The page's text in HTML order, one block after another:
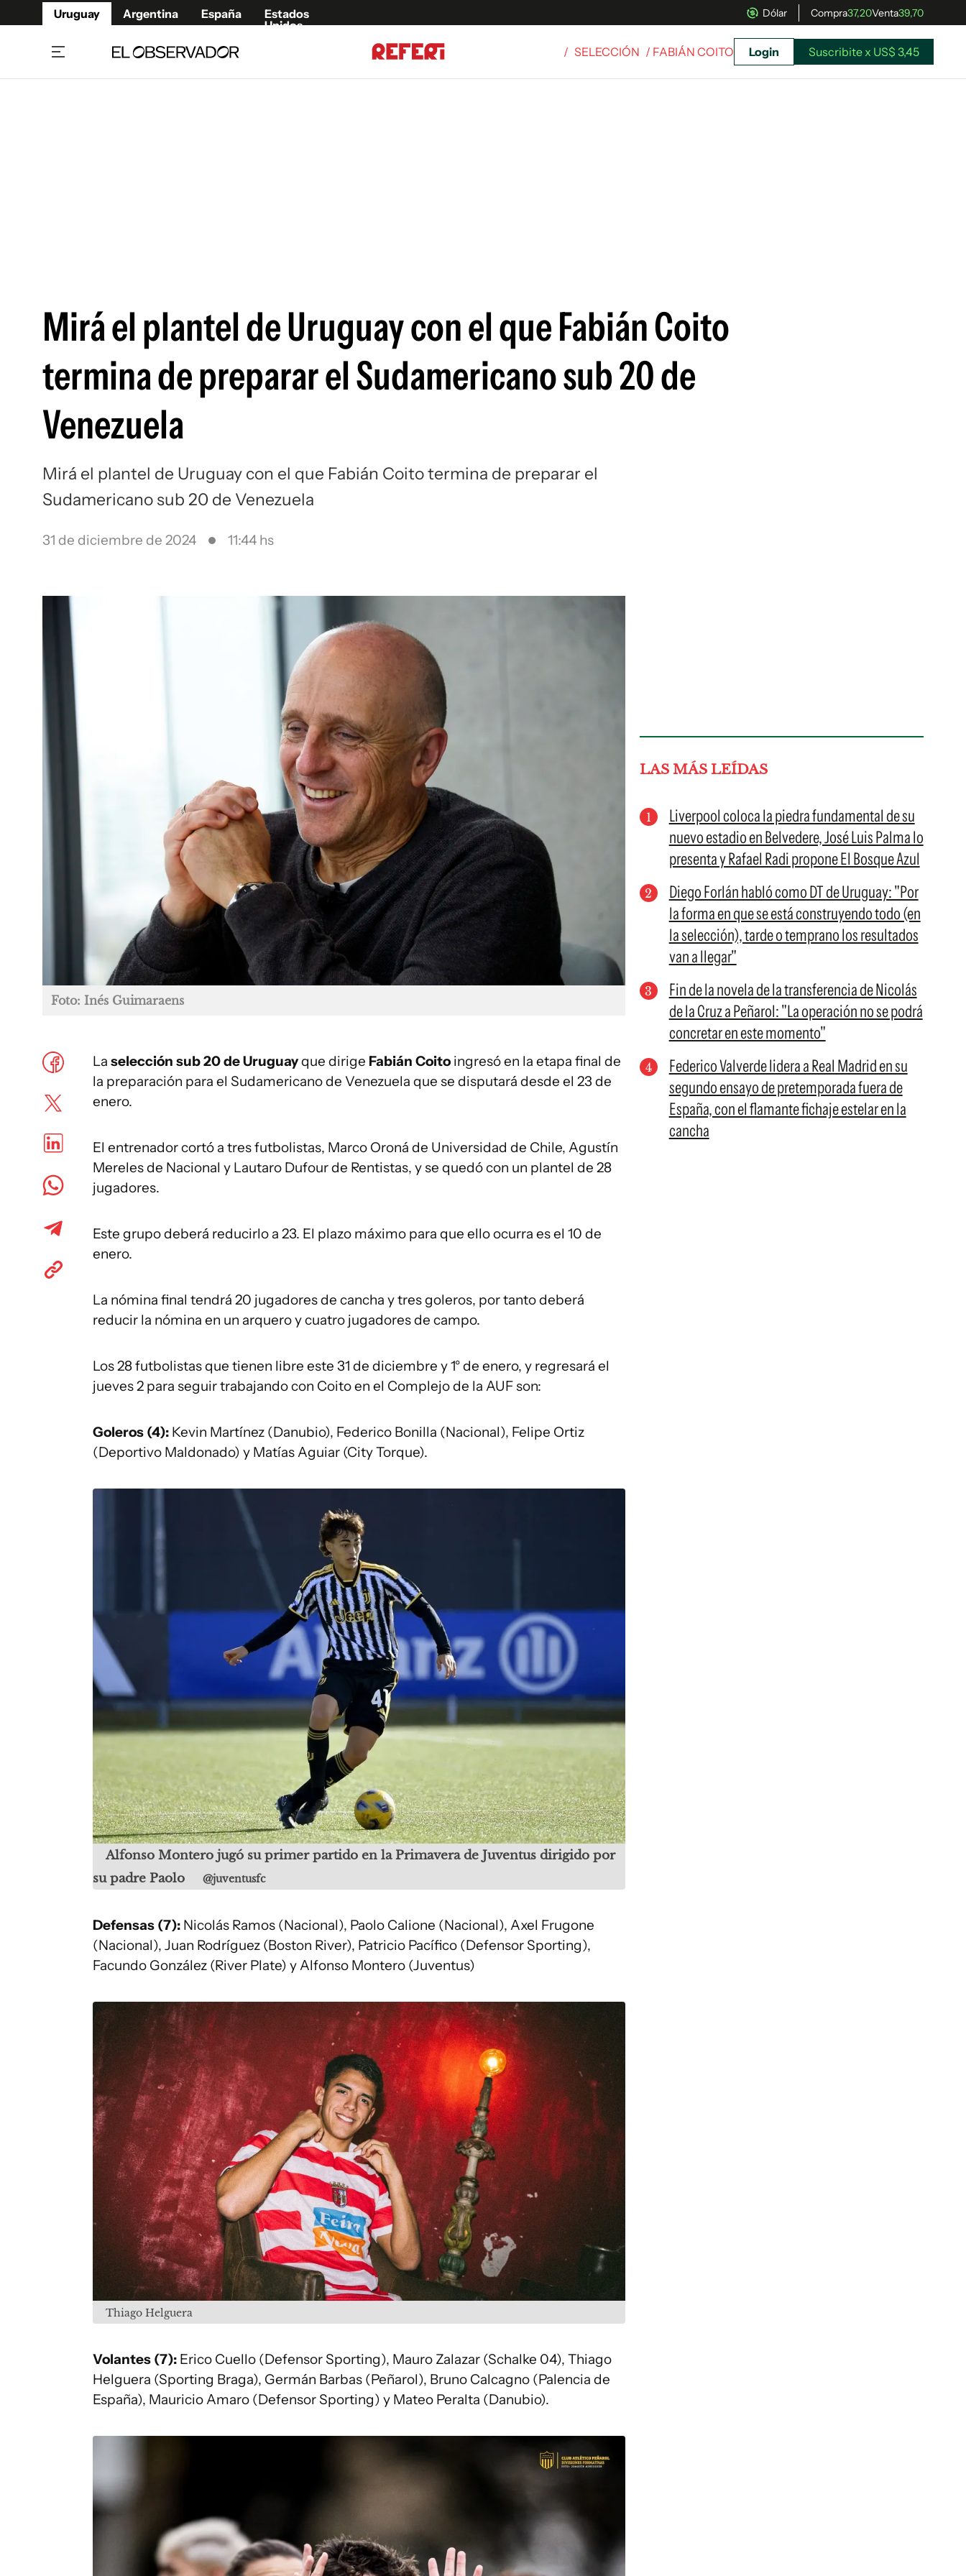
Uruguay Argentina España
Estados
Unidos
Dólar Compra37,20Venta39,70
Siguenos en:
/ SELECCIÓN / FABIÁN COITO Login Suscribite x US$ 3,45
Mirá el plantel de Uruguay con el que Fabián Coito
termina de preparar el Sudamericano sub 20 de
Venezuela
Mirá el plantel de Uruguay con el que Fabián Coito termina de preparar el
Sudamericano sub 20 de Venezuela
31 de diciembre de 2024 11:44 hs
Foto: Inés Guimaraens
La selección sub 20 de Uruguayque dirige Fabián Coito ingresó en la etapa final de
la preparación para el Sudamericano de Venezuela que se disputará desde el 23 de
enero.
El entrenador cortó a tres futbolistas, Marco Oroná de Universidad de Chile, Agustín
Mereles de Nacional y Lautaro Dufour de Rentistas, y se quedó con un plantel de 28
jugadores.
Este grupo deberá reducirlo a 23. El plazo máximo para que ello ocurra es el 10 de
enero.
La nómina final tendrá 20 jugadores de cancha y tres goleros, por tanto deberá
reducir la nómina en un arquero y cuatro jugadores de campo.
Los 28 futbolistas que tienen libre este 31 de diciembre y 1° de enero, y regresará el
jueves 2 para seguir trabajando con Coito en el Complejo de la AUF son:
Goleros (4): Kevin Martínez (Danubio), Federico Bonilla (Nacional), Felipe Ortiz
(Deportivo Maldonado) y Matías Aguiar (City Torque).
Alfonso Montero jugó su primer partido en la Primavera de Juventus dirigido por
su padre Paolo
@juventusfc
Defensas (7): Nicolás Ramos (Nacional), Paolo Calione (Nacional), Axel Frugone
(Nacional), Juan Rodríguez (Boston River), Patricio Pacífico (Defensor Sporting),
Facundo González (River Plate) y Alfonso Montero (Juventus)
Thiago Helguera
Volantes (7): Erico Cuello (Defensor Sporting), Mauro Zalazar (Schalke 04), Thiago
Helguera (Sporting Braga), Germán Barbas (Peñarol), Bruno Calcagno (Palencia de
España), Mauricio Amaro (Defensor Sporting) y Mateo Peralta (Danubio).
LAS MÁS LEÍDAS
Liverpool coloca la piedra fundamental de su
nuevo estadio en Belvedere, José Luis Palma lo
presenta y Rafael Radi propone El Bosque Azul
Diego Forlán habló como DT de Uruguay: "Por
la forma en que se está construyendo todo (en
la selección), tarde o temprano los resultados
van a llegar"
Fin de la novela de la transferencia de Nicolás
de la Cruz a Peñarol: "La operación no se podrá
concretar en este momento"
Federico Valverde lidera a Real Madrid en su
segundo ensayo de pretemporada fuera de
España, con el flamante fichaje estelar en la
cancha